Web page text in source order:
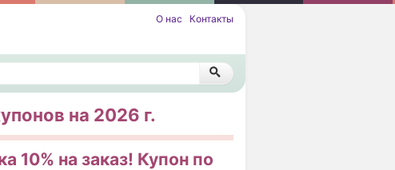
О нас Контакты
на 2026 г.
10% на заказ! Купон по